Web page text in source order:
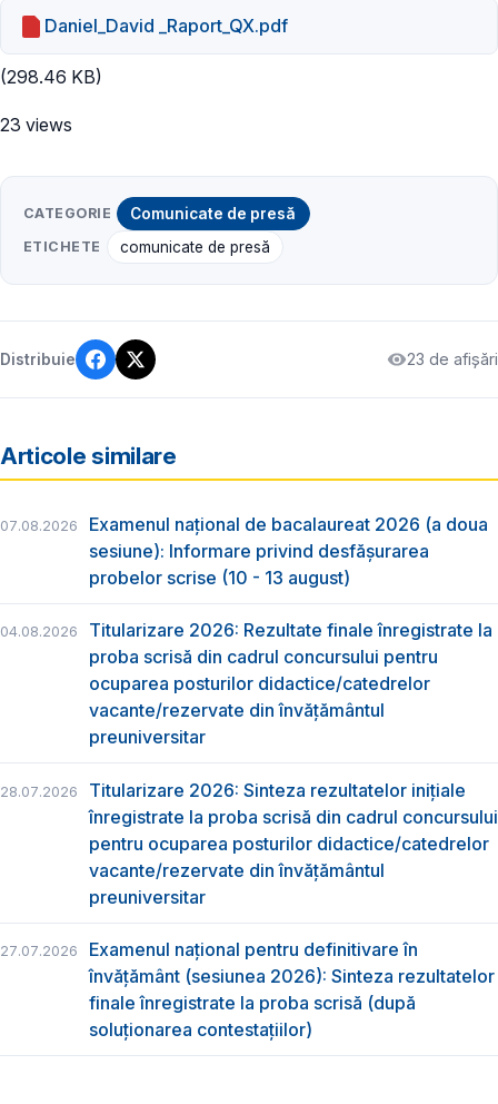
Daniel_David _Raport_QX.pdf
(298.46 KB)
23 views
CATEGORIE Comunicate de presă
ETICHETE comunicate de presă
Distribuie 23 de afișări
Articole similare
07.08.2026
Examenul național de bacalaureat 2026 (a doua
sesiune): Informare privind desfășurarea
probelor scrise (10 - 13 august)
04.08.2026
Titularizare 2026: Rezultate finale înregistrate la
proba scrisă din cadrul concursului pentru
ocuparea posturilor didactice/catedrelor
vacante/rezervate din învăţământul
preuniversitar
28.07.2026
Titularizare 2026: Sinteza rezultatelor inițiale
înregistrate la proba scrisă din cadrul concursului
pentru ocuparea posturilor didactice/catedrelor
vacante/rezervate din învăţământul
preuniversitar
27.07.2026
Examenul național pentru definitivare în
învățământ (sesiunea 2026): Sinteza rezultatelor
finale înregistrate la proba scrisă (după
soluționarea contestațiilor)